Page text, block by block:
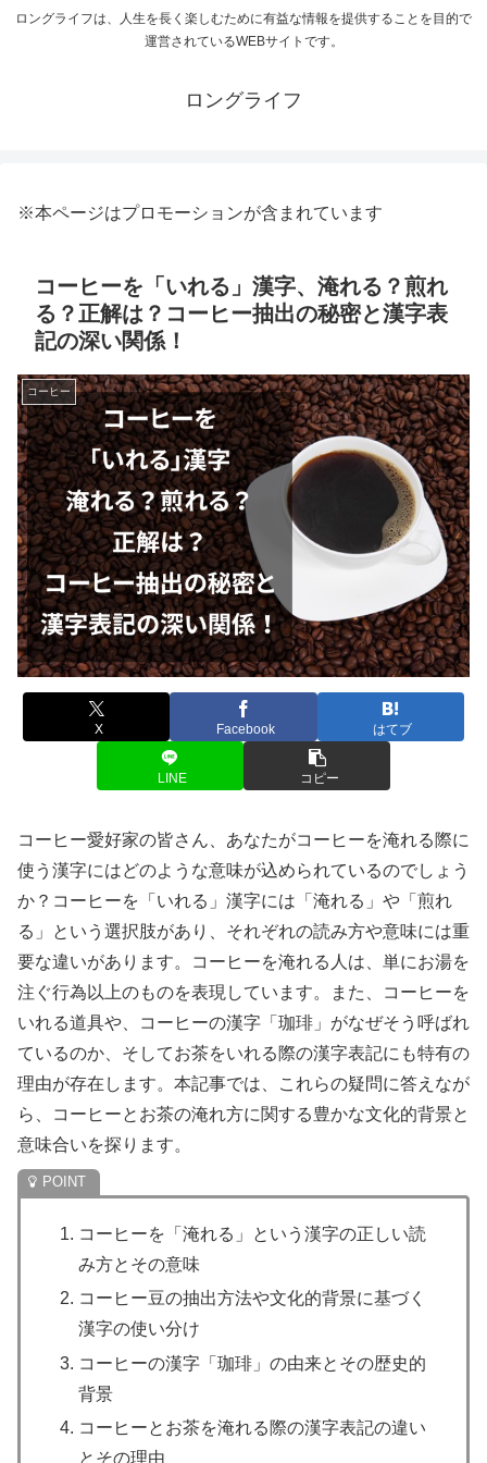
ロングライフは、人生を長く楽しむために有益な情報を提供することを目的で
運営されているWEBサイトです。
ロングライフ
※本ページはプロモーションが含まれています
コーヒーを「いれる」漢字、淹れる？煎れ
る？正解は？コーヒー抽出の秘密と漢字表
記の深い関係！
コーヒー
X Facebook はてブ
LINE コピー
コーヒー愛好家の皆さん、あなたがコーヒーを淹れる際に
使う漢字にはどのような意味が込められているのでしょう
か？コーヒーを「いれる」漢字には「淹れる」や「煎れ
る」という選択肢があり、それぞれの読み方や意味には重
要な違いがあります。コーヒーを淹れる人は、単にお湯を
注ぐ行為以上のものを表現しています。また、コーヒーを
いれる道具や、コーヒーの漢字「珈琲」がなぜそう呼ばれ
ているのか、そしてお茶をいれる際の漢字表記にも特有の
理由が存在します。本記事では、これらの疑問に答えなが
ら、コーヒーとお茶の淹れ方に関する豊かな文化的背景と
意味合いを探ります。
コーヒーを「淹れる」という漢字の正しい読
み方とその意味
コーヒー豆の抽出方法や文化的背景に基づく
漢字の使い分け
コーヒーの漢字「珈琲」の由来とその歴史的
背景
コーヒーとお茶を淹れる際の漢字表記の違い
とその理由